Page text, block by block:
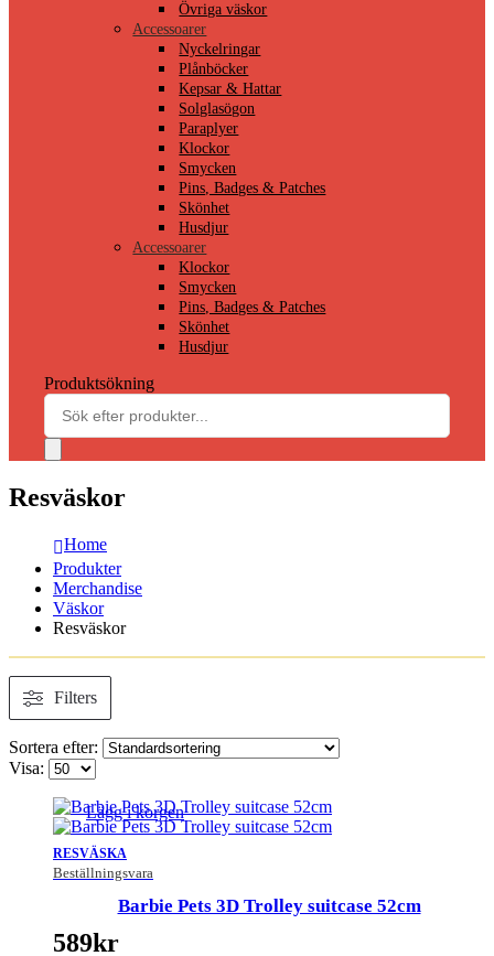
Övriga väskor
Accessoarer
Nyckelringar
Plånböcker
Kepsar & Hattar
Solglasögon
Paraplyer
Klockor
Smycken
Pins, Badges & Patches
Skönhet
Husdjur
Accessoarer
Klockor
Smycken
Pins, Badges & Patches
Skönhet
Husdjur
Produktsökning
Resväskor
Home
Produkter
Merchandise
Väskor
Resväskor
Filters
Sortera efter:
Visa:
RESVÄSKA
Beställningsvara
Lägg i korgen
Barbie Pets 3D Trolley suitcase 52cm
589kr